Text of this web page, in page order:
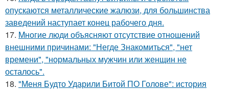
опускаются металлические жалюзи, для большинства
заведений наступает конец рабочего дня.
17. Mногие люди объясняют отсутствие отношений
внешними причинами: "Негде Знакомиться", "нет
времени", "нормальных мужчин или женщин не
осталось".
18. "Меня Будто Ударили Битой ПО Голове": история